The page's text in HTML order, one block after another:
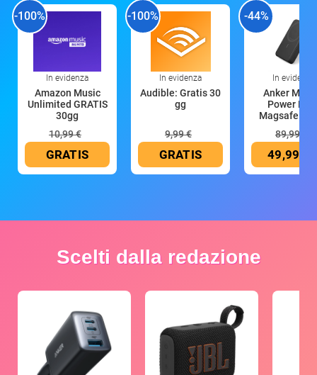
-100%
In evidenza
Amazon Music
Unlimited GRATIS
30gg
10,99 €
GRATIS
-100%
In evidenza
Audible: Gratis 30
gg
9,99 €
GRATIS
-44%
In evidenza
Anker
Power
Magsafe
89,99 €
49,99 €
Scelti dalla redazione